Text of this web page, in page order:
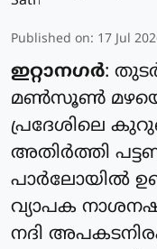
Published on: 17 Jul
ഇറ്റാനഗർ:
മൺസൂൺ
പ്രദേശിലെ
അതിർത്തി
പാർലോയിൽ
വ്യാപക
നദി